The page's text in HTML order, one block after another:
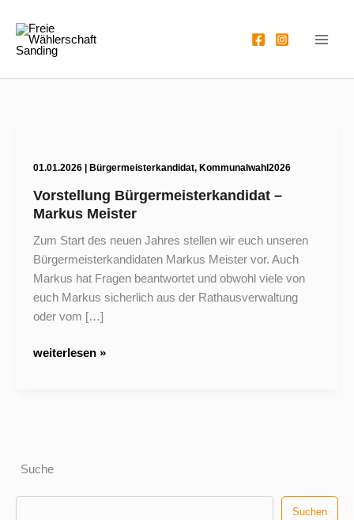
Inhalt
springen
01.01.2026 Bürgermeisterkandidat, Kommunalwahl2026
Vorstellung Bürgermeisterkandidat –
Markus Meister
Zum Start des neuen Jahres stellen wir euch unseren
Bürgermeisterkandidaten Markus Meister vor. Auch
Markus hat Fragen beantwortet und obwohl viele von
euch Markus sicherlich aus der Rathausverwaltung
oder vom […]
Vorstellung
weiterlesen »
Suche
Suchen